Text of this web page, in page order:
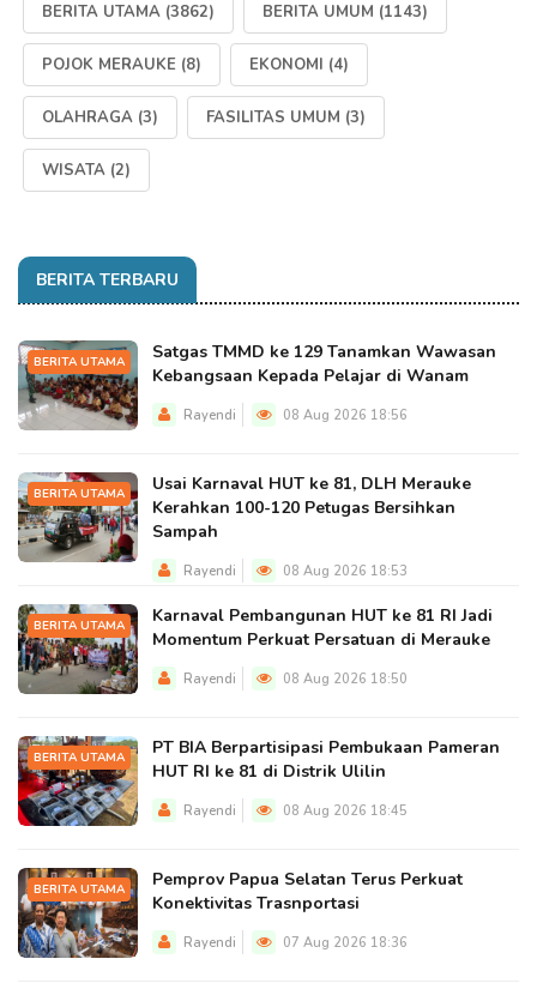
BERITA UTAMA (3862) BERITA UMUM (1143)
POJOK MERAUKE (8) EKONOMI (4)
OLAHRAGA (3) FASILITAS UMUM (3)
WISATA (2)
BERITA TERBARU
BERITA UTAMA
Satgas TMMD ke 129 Tanamkan Wawasan
Kebangsaan Kepada Pelajar di Wanam
Rayendi 08 Aug 2026 18:56
BERITA UTAMA
Usai Karnaval HUT ke 81, DLH Merauke
Kerahkan 100-120 Petugas Bersihkan
Sampah
Rayendi 08 Aug 2026 18:53
BERITA UTAMA
Karnaval Pembangunan HUT ke 81 RI Jadi
Momentum Perkuat Persatuan di Merauke
Rayendi 08 Aug 2026 18:50
BERITA UTAMA
PT BIA Berpartisipasi Pembukaan Pameran
HUT RI ke 81 di Distrik Ulilin
Rayendi 08 Aug 2026 18:45
BERITA UTAMA
Pemprov Papua Selatan Terus Perkuat
Konektivitas Trasnportasi
Rayendi 07 Aug 2026 18:36